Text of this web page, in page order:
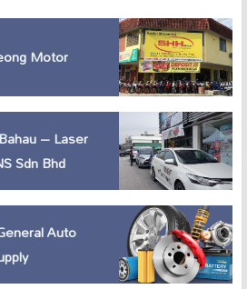
Motor
– Laser
Sdn Bhd
Auto